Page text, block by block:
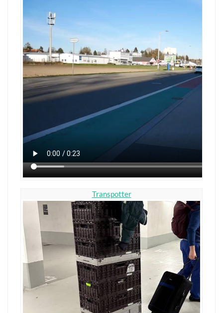
Transpotter